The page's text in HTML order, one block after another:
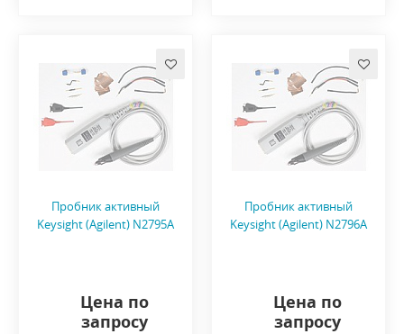
Пробник активный
Keysight (Agilent) N2795A
Цена по
запросу
Пробник активный
Keysight (Agilent) N2796A
Цена по
запросу